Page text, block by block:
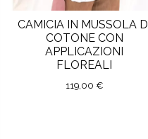
CAMICIA IN MUSSOLA DI
COTONE CON
APPLICAZIONI
FLOREALI
119,00 €